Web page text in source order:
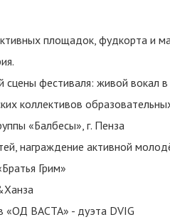
площадок, фудкорта и
сцены фестиваля: живой вокал
коллективов
«Балбесы», г. Пенза
награждение активной
Грим»
«ОД ВАСТА» - дуэта DVIG